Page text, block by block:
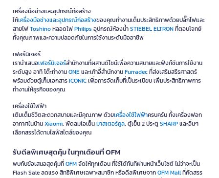
เครื่องมือช่างและอุปกรณ์ก่อสร้าง
ให้เครื่องมือช่างและอุปกรณ์ก่อสร้างของคุณทำงานเต็มประสิทธิภาพด้วยปลั๊กไฟและ
สายไฟToshinoหลอดไฟPhilips อุปกรณ์ห้องน้ำSTIEBEL ELTRONที่ตอบโจทย์
ทั้งคุณภาพและความปลอดภัยในการใช้งานระดับมืออาชีพ
เฟอร์นิเจอร์
เรานำเสนอเฟอร์นิเจอร์สำนักงานที่ผสานดีไซน์เพื่อความสบายและฟังก์ชันการใช้งาน
ระดับสูง อาทิ โต๊ะทำงานONEและเก้าอี้สำนักงานFurradecที่ส่งเสริมสรีรศาสตร์
พร้อมด้วยตู้เก็บเอกสารICONICเพื่อการจัดเก็บที่เป็นระเบียบ เพิ่มประสิทธิภาพการ
ทำงานให้ธุรกิจของคุณ
เครื่องใช้ไฟฟ้า
เติมเต็มชีวิตสะดวกสบายและมีคุณภาพ ด้วยเครื่องใช้ไฟฟ้าครบครัน ทั้งเครื่องฟอก
อากาศในบ้านXiaomi, พัดลมไอเย็นมาสเตอร์คูล, ตู้เย็น 2 ประตูSHARPและอื่นๆ
เลือกสรรได้ตามไลฟ์สไตล์ของคุณ
รับดีลพิเศษสุดคุ้ม ในทุกเดือนที่ OFM
พบกับข้อเสนอสุดคุ้มที่OFMจัดให้ทุกเดือน ที่ใช้ได้ทันทีผ่านหน้าเว็บไซต์ ไม่ว่าจะเป็น
Flash Sale ลดแรง สิทธิพิเศษเฉพาะสมาชิก หรือดีลพิเศษจากOFM Mallที่คัดสรร